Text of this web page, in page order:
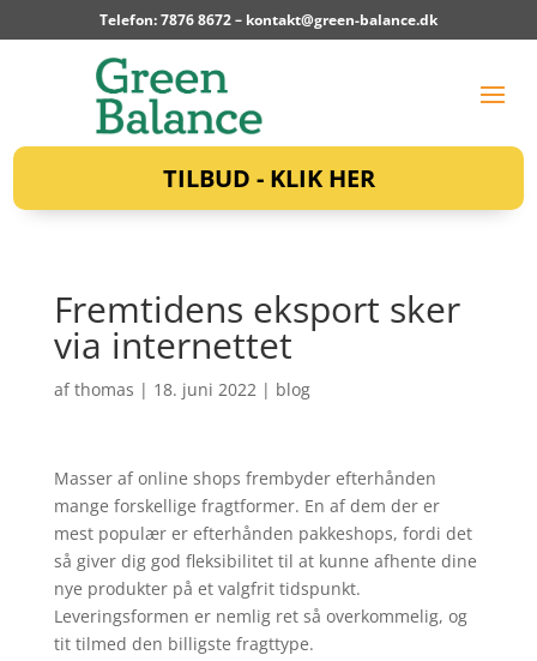
Telefon: 7876 8672 – kontakt@green-balance.dk
TILBUD - KLIK HER
Fremtidens eksport sker
via internettet
afthomas | 18. juni 2022 | blog
Masser af online shops frembyder efterhånden
mange forskellige fragtformer. En af dem der er
mest populær er efterhånden pakkeshops, fordi det
så giver dig god fleksibilitet til at kunne afhente dine
nye produkter på et valgfrit tidspunkt.
Leveringsformen er nemlig ret så overkommelig, og
tit tilmed den billigste fragttype.